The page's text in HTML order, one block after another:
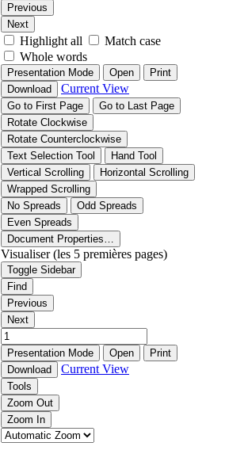
Previous
Next
Highlight all
Match case
Whole words
Presentation Mode Open
Print
Download
Current View
Go to First Page
Go to Last Page
Rotate Clockwise
Rotate Counterclockwise
Text Selection Tool
Hand Tool
Vertical Scrolling
Horizontal Scrolling
Wrapped Scrolling
No Spreads
Odd Spreads
Even Spreads
Document Properties…
Visualiser (les 5 premières pages)
Toggle Sidebar
Find
Previous
Next
Presentation Mode Open
Print
Download
Current View
Tools
Zoom Out
Zoom In